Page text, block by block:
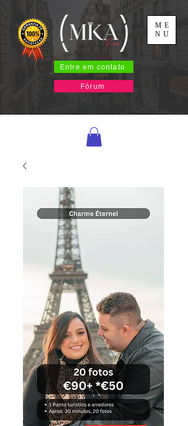
Entre em contato
ME
NU
Fórum